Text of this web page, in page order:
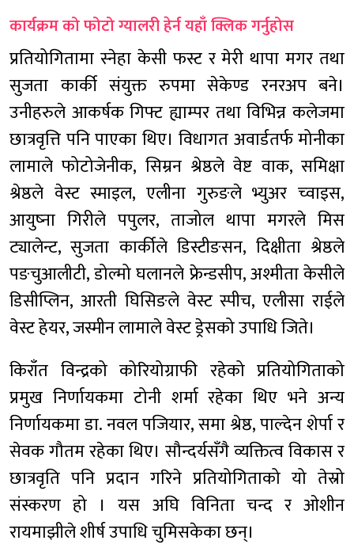
कार्यक्रम को फोटो ग्यालरी हेर्न यहाँ क्लिक गर्नुहोस
प्रतियोगितामा स्नेहा केसी फस्ट र मेरी थापा मगर तथा
सुजता कार्की संयुक्त रुपमा सेकेण्ड रनरअप बने।
उनीहरुले आकर्षक गिफ्ट ह्याम्पर तथा विभिन्न कलेजमा
छात्रवृत्ति पनि पाएका थिए। विधागत अवार्डतर्फ मोनीका
लामाले फोटोजेनीक, सिम्रन श्रेष्ठले वेष्ट वाक, समिक्षा
श्रेष्ठले वेस्ट स्माइल, एलीना गुरुङले भ्युअर च्वाइस,
आयुष्ना गिरीले पपुलर, ताजोल थापा मगरले मिस
ट्यालेन्ट, सुजता कार्कीले डिस्टीङसन, दिक्षीता श्रेष्ठले
पङचुआलीटी, डोल्मो घलानले फ्रेन्डसीप, अश्मीता केसीले
डिसीप्लिन, आरती घिसिङले वेस्ट स्पीच, एलीसा राईले
वेस्ट हेयर, जस्मीन लामाले वेस्ट ड्रेसको उपाधि जिते।
किराँत विन्द्रको कोरियोग्राफी रहेको प्रतियोगिताको
प्रमुख निर्णायकमा टोनी शर्मा रहेका थिए भने अन्य
निर्णायकमा डा. नवल पजियार, समा श्रेष्ठ, पाल्देन शेर्पा र
सेवक गौतम रहेका थिए। सौन्दर्यसँगै व्यक्तित्व विकास र
छात्रवृति पनि प्रदान गरिने प्रतियोगिताको यो तेस्रो
संस्करण हो । यस अघि विनिता चन्द र ओशीन
रायमाझीले शीर्ष उपाधि चुमिसकेका छन्।